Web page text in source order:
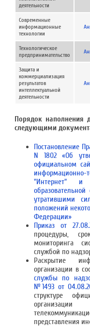
деятельности
Современные
информационные
технологии
Технологическое
предпринимательство
Защита и
коммерциализация
результатов
интеллектуальной
деятельности
Порядок наполнения
следующими
Постановление
N 1802 «Об
официальном
"Интернет" и
утратившими
положений
Федерации»
Приказ от
процедуры,
мониторинга
службой по
Раскрытие
организации в
службы по
№1493 от
структуре
представления